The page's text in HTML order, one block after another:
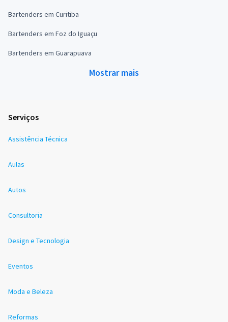
Bartenders em Curitiba
Bartenders em Foz do Iguaçu
Bartenders em Guarapuava
Mostrar mais
Serviços
Assistência Técnica
Aulas
Autos
Consultoria
Design e Tecnologia
Eventos
Moda e Beleza
Reformas